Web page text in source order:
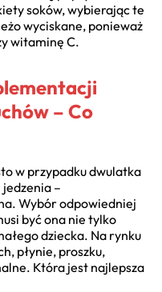
soków, wybierając te
wyciskane, ponieważ
witaminę C.
– Co
w przypadku dwulatka
–
Wybór odpowiedniej
być ona nie tylko
dziecka. Na rynku
płynie, proszku,
Która jest najlepsza